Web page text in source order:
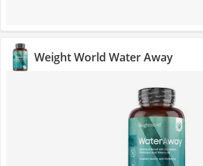
Weight World Water Away